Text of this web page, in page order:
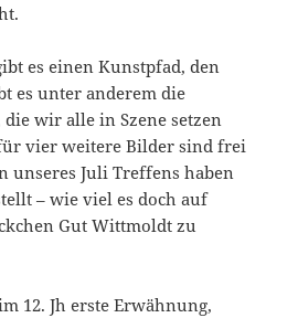
es einen Kunstpfad, den
es unter anderem die
die wir alle in Szene setzen
vier weitere Bilder sind frei
unseres Juli Treffens haben
– wie viel es doch auf
Gut Wittmoldt zu
12. Jh erste Erwähnung,